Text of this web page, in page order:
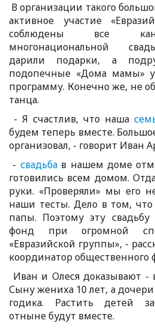
В организации такого
активное участие
соблюдены все
многонациональной
дарили подарки, а
подопечные «Дома мамы»
программу. Конечно же, не
танца.
- Я счастлив, что наша
будем теперь вместе.
организовал, - говорит Иван
- свадьбав нашем доме
готовились всем домом.
руки. «Проверяли» мы его
наши тесты. Дело в том,
папы. Поэтому эту свадьбу
фонд при огромной
«Евразийской группы», -
координатор общественного
Иван и Олеся доказывают -
Сыну жениха 10 лет, а
годика. Растить детей
отныне будут вместе.